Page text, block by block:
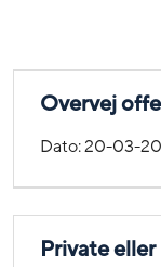
Overvej
Dato:20-03-
Private